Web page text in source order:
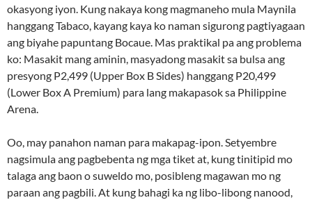
okasyong iyon. Kung nakaya kong magmaneho mula Maynila
hanggang Tabaco, kayang kaya ko naman sigurong pagtiyagaan
ang biyahe papuntang Bocaue. Mas praktikal pa ang problema
ko: Masakit mang aminin, masyadong masakit sa bulsa ang
presyong P2,499 (Upper Box B Sides) hanggang P20,499
(Lower Box A Premium) para lang makapasok sa Philippine
Arena.
Oo, may panahon naman para makapag-ipon. Setyembre
nagsimula ang pagbebenta ng mga tiket at, kung tinitipid mo
talaga ang baon o suweldo mo, posibleng magawan mo ng
paraan ang pagbili. At kung bahagi ka ng libo-libong nanood,